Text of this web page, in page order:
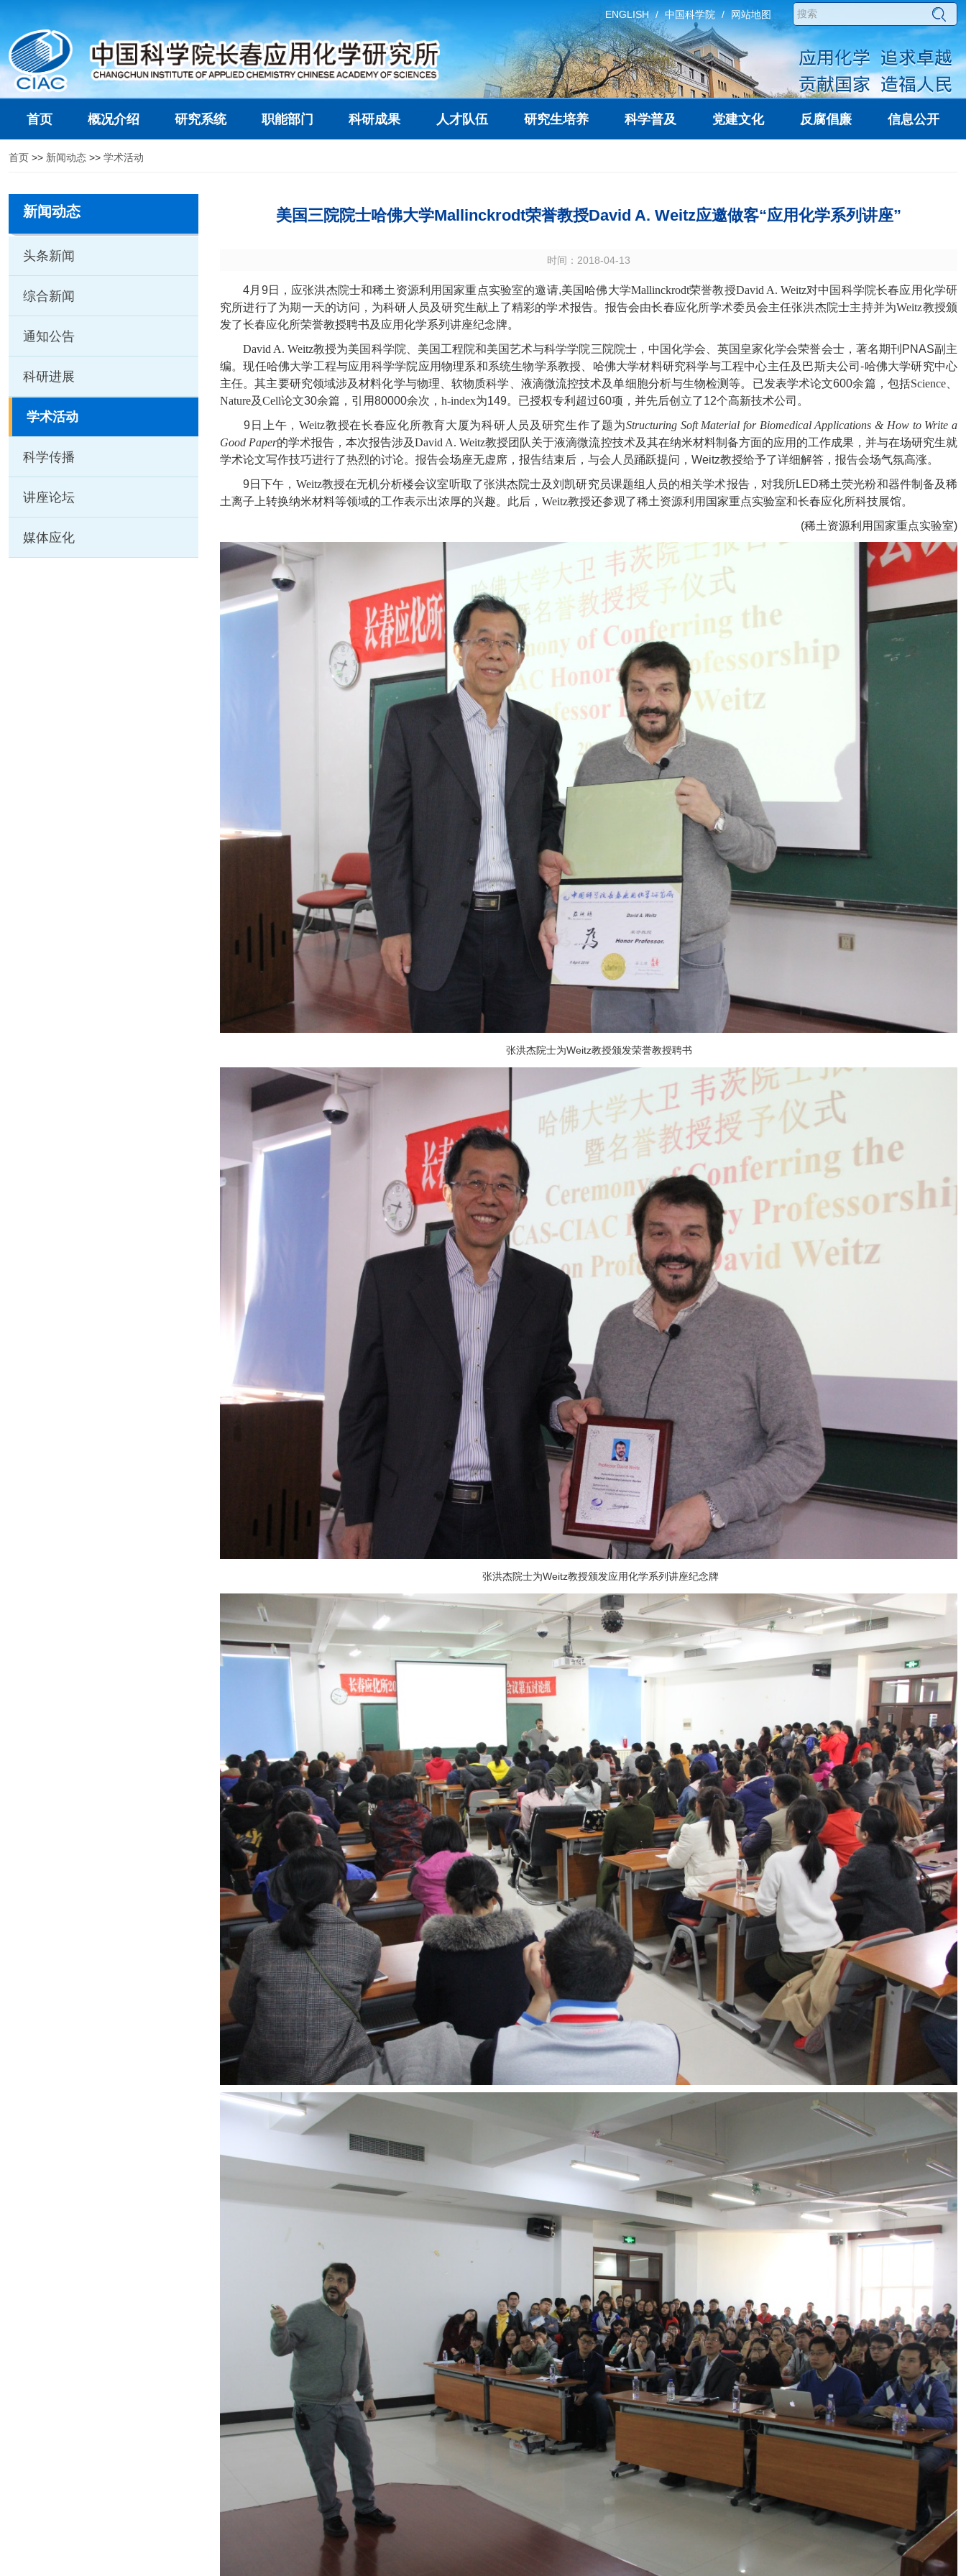
ENGLISH 中国科学院 网站地图
首页 概况介绍 研究系统 职能部门 科研成果 人才队伍 研究生培养 科学普及 党建文化 反腐倡廉 信息公开
首页 >> 新闻动态 >> 学术活动
新闻动态
头条新闻
综合新闻
通知公告
科研进展
学术活动
科学传播
讲座论坛
媒体应化
美国三院院士哈佛大学Mallinckrodt荣誉教授David A. Weitz应邀做客“应用化学系列讲座”
时间：2018-04-13
4月 9日，应张洪杰院士和稀土资源利用国家重点实验室的邀请,美国哈佛大学Mallinckrodt荣誉教授David A. Weitz对中国科学院长春应用化学研
究所进行了为期一天的访问，为科研人员及研究生献上了精彩的学术报告。报告会由长春应化所学术委员会主任张洪杰院士主持并为Weitz教授颁
发了长春应化所荣誉教授聘书及应用化学系列讲座纪念牌。
David A. Weitz教授为美国科学院、美国工程院和美国艺术与科学学院三院院士，中国化学会、英国皇家化学会荣誉会士，著名期刊 PNAS副主
编。现任哈佛大学工程与应用科学学院应用物理系和系统生物学系教授、哈佛大学材料研究科学与工程中心主任及巴斯夫公司-哈佛大学研究中心
主任。其主要研究领域涉及材料化学与物理、软物质科学、液滴微流控技术及单细胞分析与生物检测等。已发表学术论文600余篇，包括Science、
Nature及Cell论文30余篇，引用80000余次， h-index为149。已授权专利超过60项，并先后创立了12个高新技术公司。
9 日上午，Weitz教授在长春应化所教育大厦为科研人员及研究生作了题为Structuring Soft Material for Biomedical Applications & How to Write a
Good Paper的学术报告，本次报告涉及David A. Weitz教授团队关于液滴微流控技术及其在纳米材料制备方面的应用的工作成果，并与在场研究生就
学术论文写作技巧进行了热烈的讨论。报告会场座无虚席，报告结束后，与会人员踊跃提问， Weitz教授给予了详细解答，报告会场气氛高涨。
9日下午， Weitz教授在无机分析楼会议室听取了张洪杰院士及刘凯研究员课题组人员的相关学术报告，对我所LED稀土荧光粉和器件制备及稀
土离子上转换纳米材料等领域的工作表示出浓厚的兴趣。此后， Weitz教授还参观了稀土资源利用国家重点实验室和长春应化所科技展馆。
(稀土资源利用国家重点实验室)
张洪杰院士为Weitz教授颁发荣誉教授聘书
张洪杰院士为Weitz教授颁发应用化学系列讲座纪念牌